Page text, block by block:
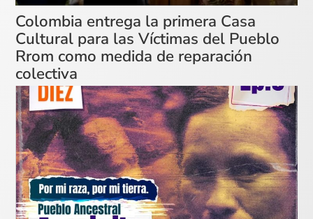
Colombia entrega la primera Casa
Cultural para las Víctimas del Pueblo
Rrom como medida de reparación
colectiva